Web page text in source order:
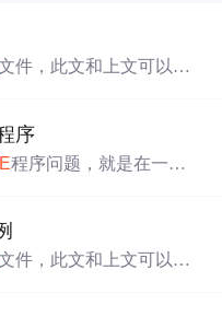
件，此文和上文可以说
实现FTP上传资料 1.主
vUI
序
程序问题，就是在一个
下： 1、CS版：WebF
如果不考虑参数问题，
件，此文和上文可以说